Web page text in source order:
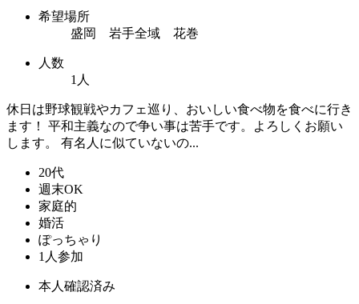
希望場所
盛岡 岩手全域 花巻
人数
1人
休日は野球観戦やカフェ巡り、おいしい食べ物を食べに行き
ます！ 平和主義なので争い事は苦手です。よろしくお願い
します。 有名人に似ていないの...
20代
週末OK
家庭的
婚活
ぽっちゃり
1人参加
本人確認済み